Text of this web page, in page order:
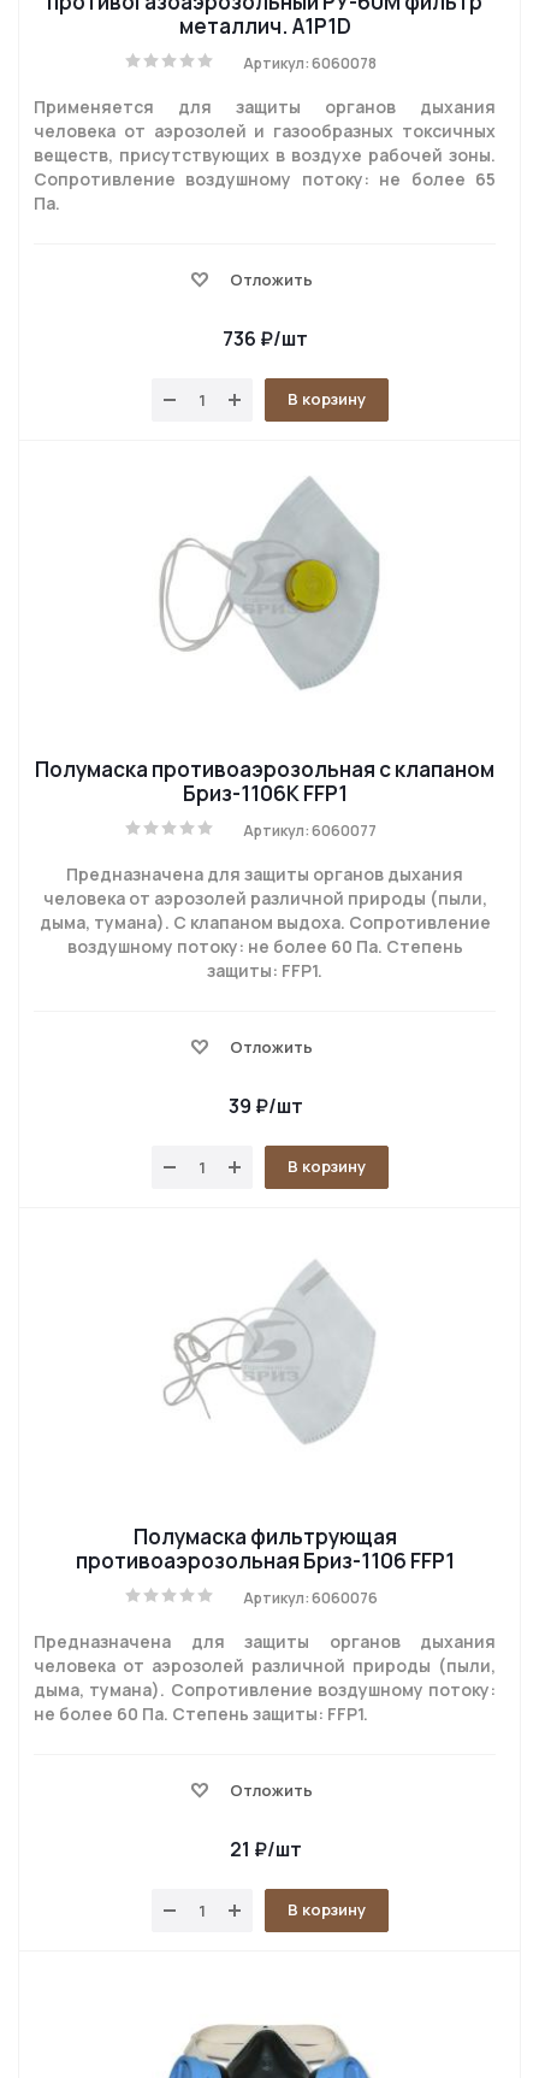
металлич. A1P1D
Артикул: 6060078
Применяется для защиты органов дыхания
человека от аэрозолей и газообразных токсичных
веществ, присутствующих в воздухе рабочей зоны.
Сопротивление воздушному потоку: не более 65
Па.
Отложить
736 ₽/шт
В корзину
Полумаска противоаэрозольная с клапаном
Бриз-1106К FFP1
Артикул: 6060077
Предназначена для защиты органов дыхания
человека от аэрозолей различной природы (пыли,
дыма, тумана). С клапаном выдоха. Сопротивление
воздушному потоку: не более 60 Па. Степень
защиты: FFP1.
Отложить
39 ₽/шт
В корзину
Полумаска фильтрующая
противоаэрозольная Бриз-1106 FFP1
Артикул: 6060076
Предназначена для защиты органов дыхания
человека от аэрозолей различной природы (пыли,
дыма, тумана). Сопротивление воздушному потоку:
не более 60 Па. Степень защиты: FFP1.
Отложить
21 ₽/шт
В корзину